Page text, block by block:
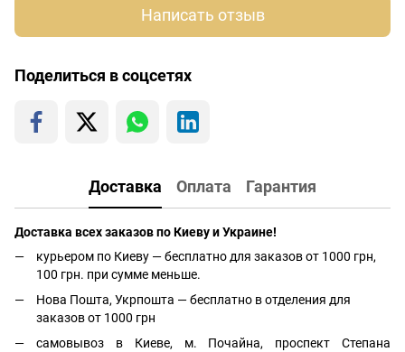
Написать отзыв
Поделиться в соцсетях
Доставка Оплата Гарантия
Доставка всех заказов по Киеву и Украине!
курьером по Киеву — бесплатно для заказов от 1000 грн,
100 грн. при сумме меньше.
Нова Пошта, Укрпошта — бесплатно в отделения для
заказов от 1000 грн
самовывоз в Киеве, м. Почайна, проспект Степана